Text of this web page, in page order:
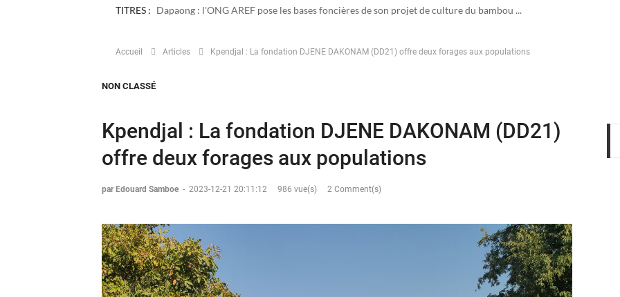
TITRES : D'Ahoziè à Evalou, le passage de Solim vers le monde des adultes ...
Accueil Articles Kpendjal : La fondation DJENE DAKONAM (DD21) offre deux forages aux populations
NON CLASSÉ
Kpendjal : La fondation DJENE DAKONAM (DD21)
offre deux forages aux populations
par Edouard Samboe - 2023-12-21 20:11:12 986 vue(s) 2 Comment(s)